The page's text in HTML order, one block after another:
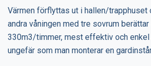
Värmen förflyttas ut i hallen/trapphuset
andra våningen med tre sovrum
330m3/timmer, mest effektiv och enkel
ungefär som man monterar en